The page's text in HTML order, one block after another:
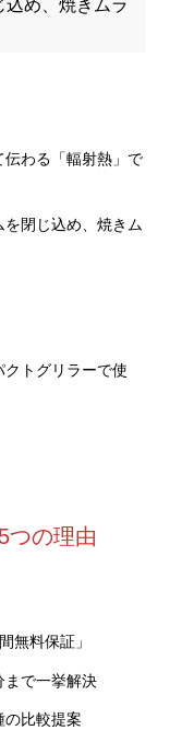
め、焼きムラ
わる「輻射熱」で
閉じ込め、焼きム
トグリラーで使
つの理由
無料保証」
まで一挙解決
の比較提案